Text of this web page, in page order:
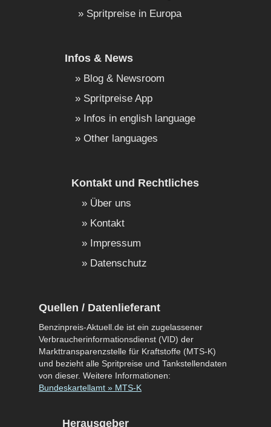
Spritpreise in Europa
Infos & News
Blog & Newsroom
Spritpreise App
Infos in english language
Other languages
Kontakt und Rechtliches
Über uns
Kontakt
Impressum
Datenschutz
Quellen / Datenlieferant
Benzinpreis-Aktuell.de ist ein zugelassener
Verbraucherinformationsdienst (VID) der
Markttransparenzstelle für Kraftstoffe (MTS-K)
und bezieht alle Spritpreise und Tankstellendaten
von dieser. Weitere Informationen:
Bundeskartellamt » MTS-K
Herausgeber